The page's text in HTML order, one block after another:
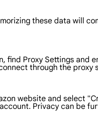
these data will
find Proxy Settings and
through the proxy
website and select
Privacy can be